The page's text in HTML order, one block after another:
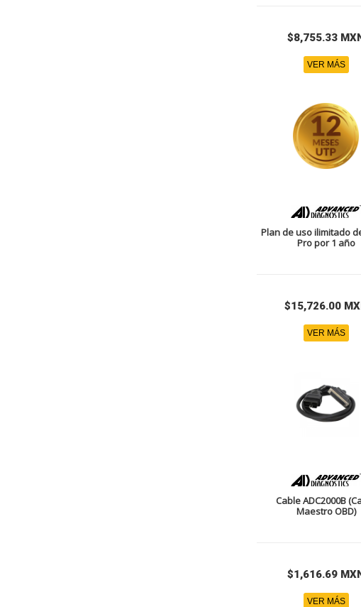
$8,755.33
VER MÁS
Plan de uso ilimitado
Pro por 1 año
$15,726.00
VER MÁS
Cable ADC2000B
Maestro OBD)
$1,616.69
VER MÁS